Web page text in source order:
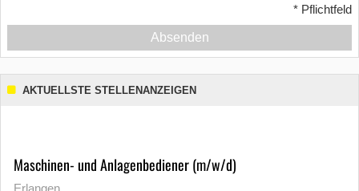
* Pflichtfeld
Absenden
AKTUELLSTE STELLENANZEIGEN
Maschinen- und Anlagenbediener (m/w/d)
Erlangen